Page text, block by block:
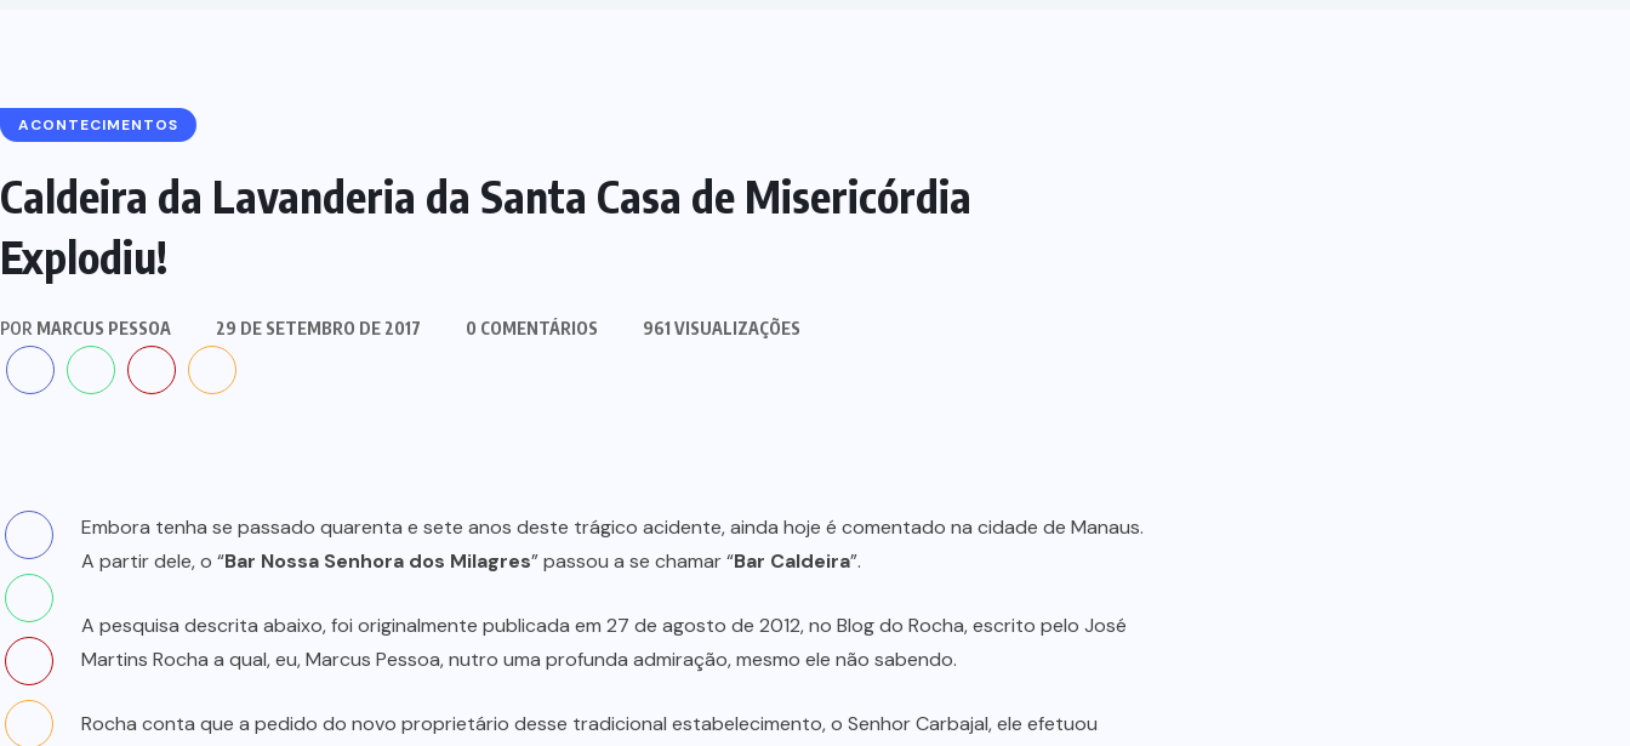
ACONTECIMENTOS
Caldeira da Lavanderia da Santa Casa de Misericórdia
Explodiu!
POR MARCUS PESSOA 29 DE SETEMBRO DE 2017 0 COMENTÁRIOS 961 VISUALIZAÇÕES
Embora tenha se passado quarenta e sete anos deste trágico acidente, ainda hoje é comentado na cidade de Manaus.
A partir dele, o “Bar Nossa Senhora dos Milagres” passou a se chamar “Bar Caldeira”.
A pesquisa descrita abaixo, foi originalmente publicada em 27 de agosto de 2012, no Blog do Rocha, escrito pelo José
Martins Rocha a qual, eu, Marcus Pessoa, nutro uma profunda admiração, mesmo ele não sabendo.
Rocha conta que a pedido do novo proprietário desse tradicional estabelecimento, o Senhor Carbajal, ele efetuou